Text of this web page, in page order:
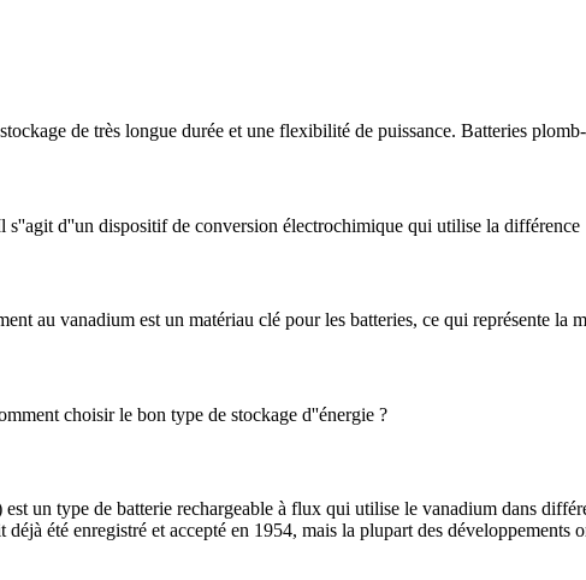
de très longue durée et une flexibilité de puissance. Batteries
d''un dispositif de conversion électrochimique qui utilise la différence
au vanadium est un matériau clé pour les batteries, ce qui représente la
choisir le bon type de stockage d''énergie ?
un type de batterie rechargeable à flux qui utilise le vanadium dans
été enregistré et accepté en 1954, mais la plupart des développements